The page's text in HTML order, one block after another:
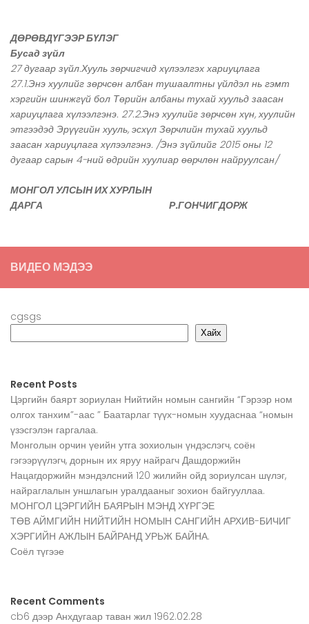
ДӨРӨВДҮГЭЭР БҮЛЭГ
Бусад зүйл
27 дугаар зүйл.Хууль зөрчигчид хүлээлгэх хариуцлага
27.1.Энэ хуулийг зөрчсөн албан тушаалтны үйлдэл нь гэмт
хэргийн шинжгүй бол Төрийн албаны тухай хуульд заасан
хариуцлага хүлээлгэнэ. 27.2.Энэ хуулийг зөрчсөн хүн, хуулийн
этгээдэд Эрүүгийн хууль, эсхүл Зөрчлийн тухай хуульд
заасан хариуцлага хүлээлгэнэ. /Энэ зүйлийг 2015 оны 12
дугаар сарын 4-ний өдрийн хуулиар өөрчлөн найруулсан/
МОНГОЛ УЛСЫН ИХ ХУРЛЫН
ДАРГА Р.ГОНЧИГДОРЖ
ВИДЕО МЭДЭЭ
cgsgs
Хайх
Recent Posts
Цэргийн баярт зориулан Нийтийн номын сангийн “Гэрээр ном
олгох танхим”-аас ” Баатарлаг түүх-номын хуудаснаа “номын
үзэсгэлэн гаргалаа.
Монголын орчин үеийн утга зохиолын үндэслэгч, соён
гэгээрүүлэгч, дорнын их яруу найрагч Дашдоржийн
Нацагдоржийн мэндэлсний 120 жилийн ойд зориулсан шүлэг,
найраглалын уншлагын уралдааныг зохион байгууллаа.
МОНГОЛ ЦЭРГИЙН БАЯРЫН МЭНД ХҮРГЭЕ
ТӨВ АЙМГИЙН НИЙТИЙН НОМЫН САНГИЙН АРХИВ-БИЧИГ
ХЭРГИЙН АЖЛЫН БАЙРАНД УРЬЖ БАЙНА.
Соёл түгээе
Recent Comments
cb6 дээр Анхдугаар таван жил 1962.02.28